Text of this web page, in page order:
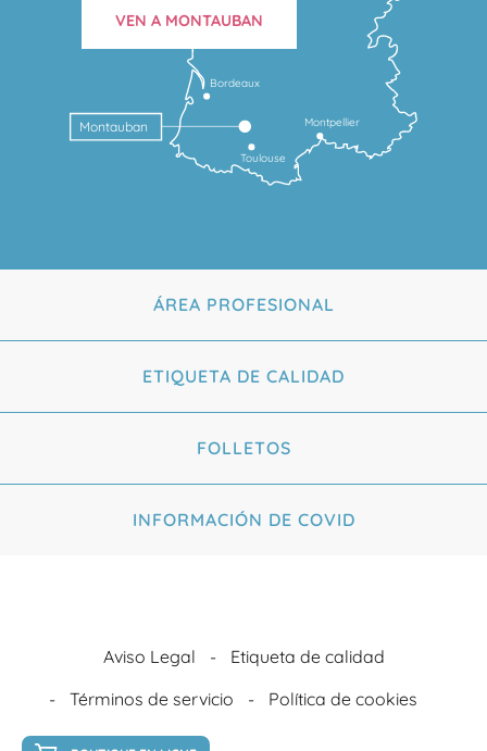
Toulouse
Montpellier
Bordeaux
Montauban
VEN A MONTAUBAN
ÁREA PROFESIONAL
ETIQUETA DE CALIDAD
FOLLETOS
INFORMACIÓN DE COVID
Aviso Legal
Etiqueta de calidad
Términos de servicio
Política de cookies